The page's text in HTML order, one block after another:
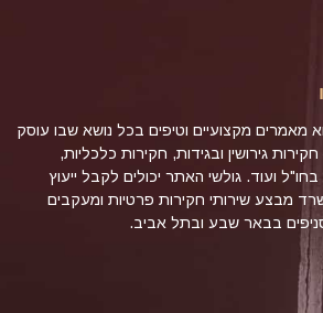
מאמרים מקצועיים וטיפים בכל נושא שבו עוסק
גירושין ובגידות, חקירות כלכליות,
ועוד. גולשי האתר יכולים לקבל ייעוץ
מבצע שירותי חקירות פרטיות ומעקבים
בבאר שבע ובתל אביב.